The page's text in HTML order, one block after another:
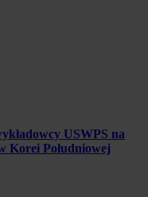
USWPS na
Korei Południowej